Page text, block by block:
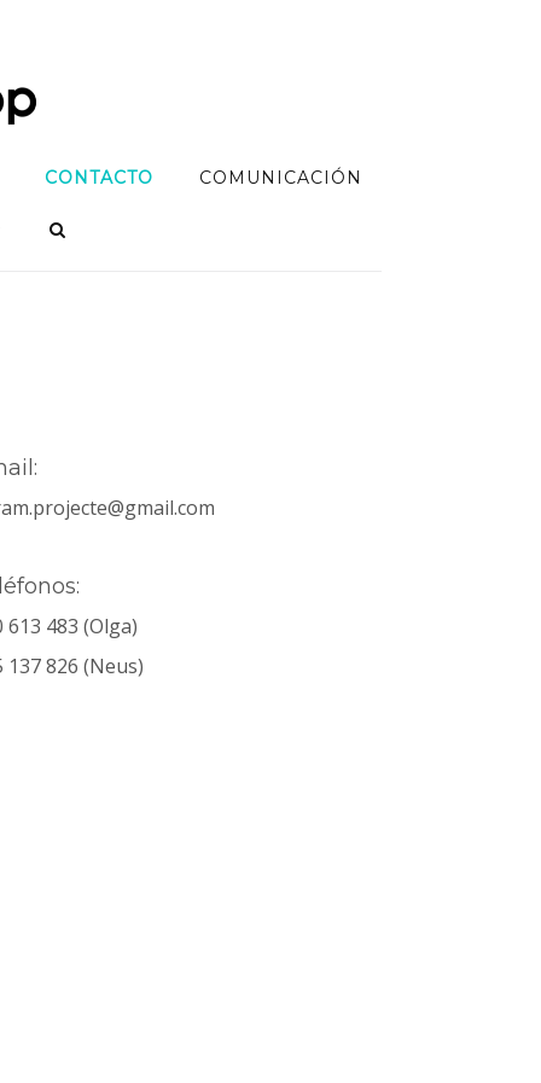
CONTACTO COMUNICACIÓN
613 483 (Olga)
137 826 (Neus)